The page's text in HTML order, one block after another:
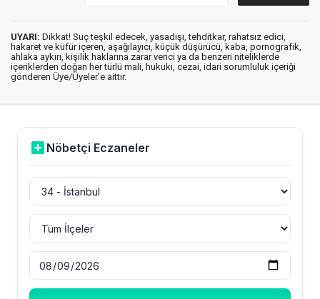
UYARI: Dikkat! Suç teşkil edecek, yasadışı, tehditkar, rahatsız edici,
hakaret ve küfür içeren, aşağılayıcı, küçük düşürücü, kaba, pornografik,
ahlaka aykırı, kişilik haklarına zarar verici ya da benzeri niteliklerde
içeriklerden doğan her türlü mali, hukuki, cezai, idari sorumluluk içeriği
gönderen Üye/Üyeler’e aittir.